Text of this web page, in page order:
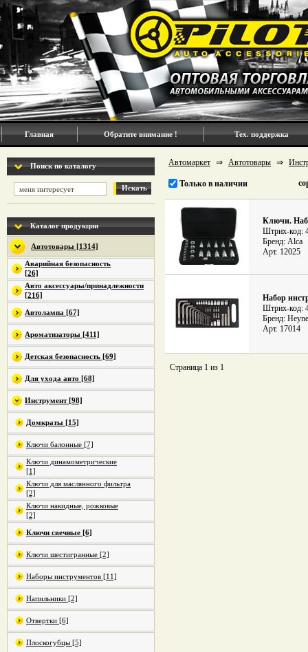
Главная Обратите внимание ! Тех. поддержка
Поиск по каталогу
Искать
Каталог продукции
Автотовары [1314]
Аварийная безопасность
[26]
Авто аксессуары/принадлежности
[216]
Автолампа [67]
Ароматизаторы [411]
Детская безопасность [69]
Для ухода авто [68]
Инструмент [98]
Домкраты [15]
Ключи балонные [7]
Ключи динамометрические
[1]
Ключи для маслянного фильтра
[2]
Ключи накидные, рожковые
[2]
Ключи свечные [6]
Ключи шестигранные [2]
Наборы инструментов [11]
Напильники [2]
Отвертки [6]
Плоскогубцы [5]
Автомаркет ⇒ Автотовары ⇒
Только в наличии
Ключи.
Штрих-код:
Бренд: Alca
Арт. 12025
Набор
Штрих-код:
Бренд:
Арт. 17014
Страница 1 из 1